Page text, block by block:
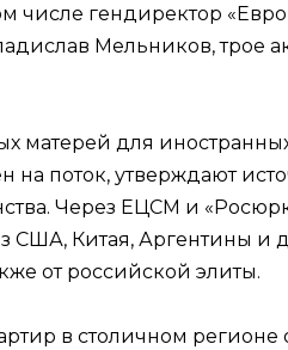
числе гендиректор
Мельников, трое
матерей для
на поток, утверждают
Через ЕЦСМ и
США, Китая, Аргентины и
от российской элиты.
в столичном регионе